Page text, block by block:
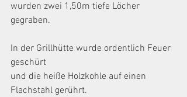
wurden zwei 1,50m tiefe Löcher
gegraben.
In der Grillhütte wurde ordentlich Feuer
geschürt
und die heiße Holzkohle auf einen
Flachstahl gerührt.